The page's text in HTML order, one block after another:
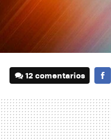
12 comentarios